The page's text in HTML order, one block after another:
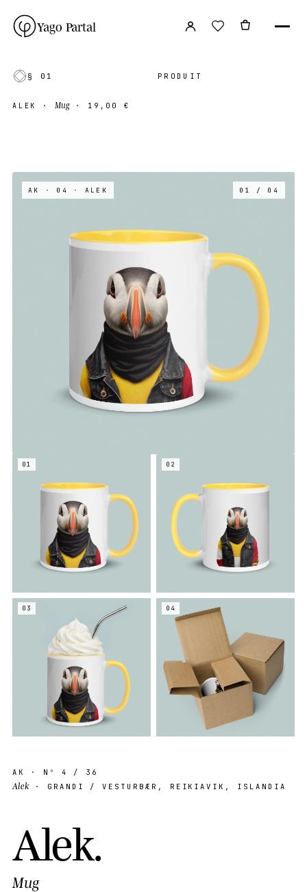
Yago Partal
§ 01 PRODUIT
ALEK · Mug· 19,00 €
AK · 04 · ALEK 01 / 04
01 02
03 04
AK · Nº 4 / 36
Alek · GRANDI / VESTURBÆR, REIKIAVIK, ISLANDIA
Alek.
Mug